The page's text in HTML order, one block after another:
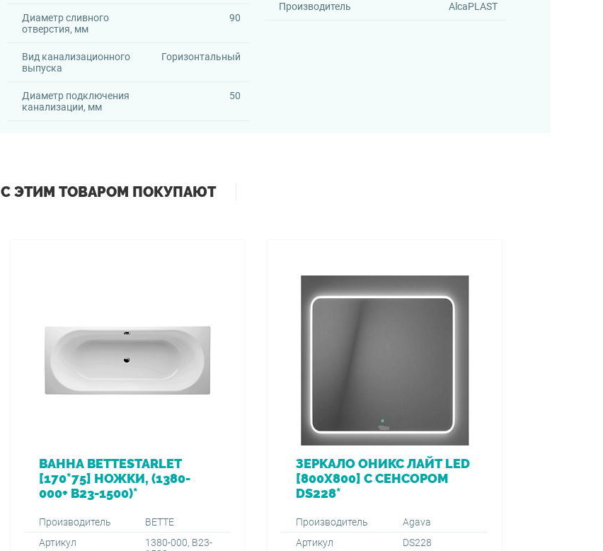
Диаметр сливного
отверстия, мм
90
Вид канализационного
выпуска
Горизонтальный
Диаметр подключения
канализации, мм
50
Производитель AlcaPLAST
С ЭТИМ ТОВАРОМ ПОКУПАЮТ
ВАННА BETTESTARLET
[170*75] НОЖКИ, (1380-
000+ B23-1500)*
Производитель
BETTE
Артикул
1380-000, B23-
ЗЕРКАЛО ОНИКС ЛАЙТ LED
[800Х800] С СЕНСОРОМ
DS228*
Производитель
Agava
Артикул
DS228